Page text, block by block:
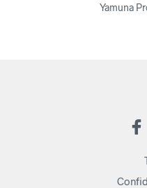
Yamuna